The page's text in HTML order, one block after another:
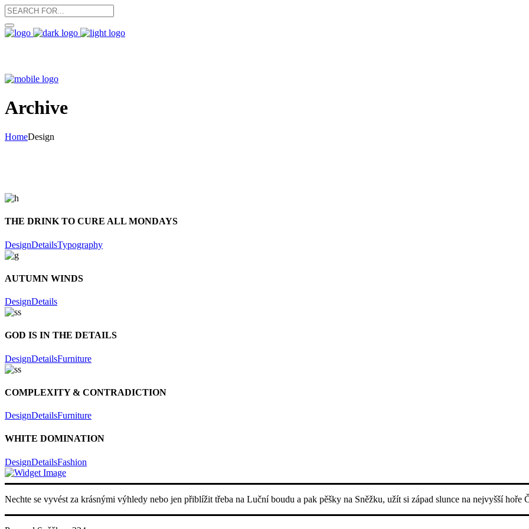
Archive
HomeDesign
THE DRINK TO CURE ALL MONDAYS
DesignDetailsTypography
AUTUMN WINDS
DesignDetails
GOD IS IN THE DETAILS
DesignDetailsFurniture
COMPLEXITY & CONTRADICTION
DesignDetailsFurniture
WHITE DOMINATION
DesignDetailsFashion
Nechte se vyvést za krásnými výhledy nebo jen přiblížit třeba na Luční boudu a pak pěšky na Sněžku, užít si západ slunce na nejvyšší hoře